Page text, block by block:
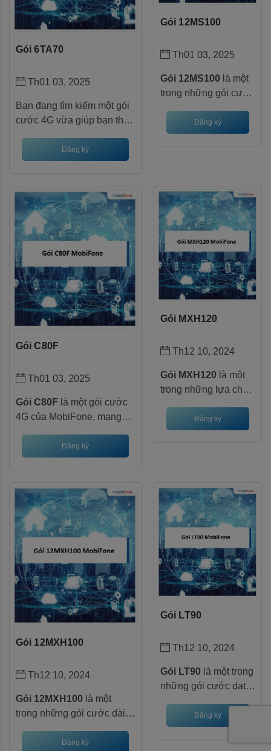
Gói 6TA70
Th01 03, 2025
Bạn đang tìm kiếm một gói
cước 4G vừa giúp bạn thỏa
mà còn hỗ trợ đắc lực cho
việc học tiếng Anh?Gói
giải pháp hoàn hảo dành
cho bạn!
Đăng ký
Gói 12MS100
Th01 03, 2025
Gói 12MS100 là một
trong những gói cước
MobiFone, được thiết
kế dành riêng cho
truy cập mạng xã hội
và giải trí trực tuyến.
Đăng ký
Gói C80F
Th01 03, 2025
Gói C80F là một gói cước
4G của MobiFone, mang
độ cao mỗi tháng, tương
đương với 1GB/ngày. Đặc
miễn phí data khi truy cập
Facebook và ClipTV, giúp
bạn thoải mái lướt web,
xem phim, nghe nhạc mà
không lo tốn kém.
Đăng ký
Gói MXH120
Th12 10, 2024
Gói MXH120 là một
trong những lựa chọn
MobiFone dành cho
những ai yêu thích
cước phí 120.000
đồng/tháng, bạn sẽ
được tận hưởng
những ưu đãi hấp
dẫn
Đăng ký
Gói 12MXH100
Th12 10, 2024
Gói 12MXH100 là một
trong những gói cước dài
MobiFone, dành cho những
Đăng ký
Gói LT90
Th12 10, 2024
Gói LT90 là một trong
những gói cước data
MobiFone, đặc biệt
phù hợp với học sinh,
sinh viên và những
Đăng ký